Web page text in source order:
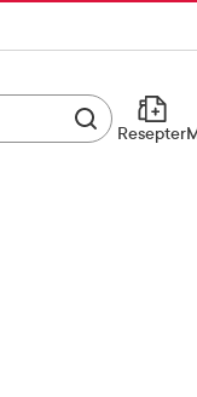
Utfør søkResepter